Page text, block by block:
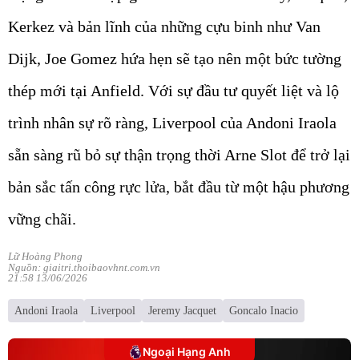
Kerkez và bản lĩnh của những cựu binh như Van
Dijk, Joe Gomez hứa hẹn sẽ tạo nên một bức tường
thép mới tại Anfield. Với sự đầu tư quyết liệt và lộ
trình nhân sự rõ ràng, Liverpool của Andoni Iraola
sẵn sàng rũ bỏ sự thận trọng thời Arne Slot để trở lại
bản sắc tấn công rực lửa, bắt đầu từ một hậu phương
vững chãi.
Lữ Hoàng Phong
Nguồn: giaitri.thoibaovhnt.com.vn
21:58 13/06/2026
Andoni Iraola Liverpool Jeremy Jacquet Goncalo Inacio
Ngoại Hạng Anh